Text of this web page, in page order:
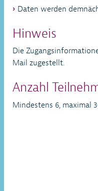
Daten werden
Hinweis
Die
Mail zugestellt.
Anzahl
Mindestens 6, maximal